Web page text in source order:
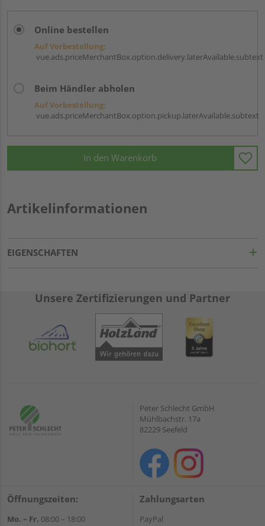
Online bestellen
Auf Vorbestellung:
vue.ads.priceMerchantBox.option.delivery.laterAvailable.subtext
Beim Händler abholen
Auf Vorbestellung:
vue.ads.priceMerchantBox.option.pickup.laterAvailable.subtext
In den Warenkorb
Artikelinformationen
EIGENSCHAFTEN
Unsere Zertifizierungen und Partner
Peter Schlecht GmbH
Mühlbachstr. 17a
82229 Seefeld
Öffnungszeiten:
Mo. – Fr. 08:00 – 18:00
Zahlungsarten
PayPal